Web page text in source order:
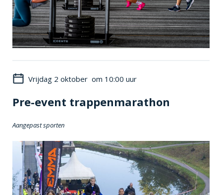
Vrijdag 2 oktober om 10:00 uur
Pre-event trappenmarathon
Aangepast sporten